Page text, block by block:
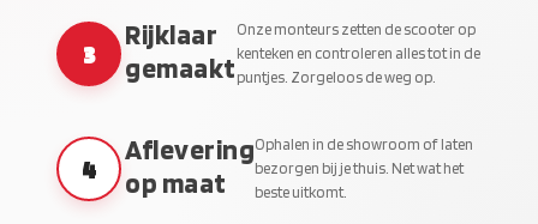
3
Rijklaar
gemaakt
Onze monteurs zetten de scooter op
kenteken en controleren alles tot in de
puntjes. Zorgeloos de weg op.
4
Aflevering
op maat
Ophalen in de showroom of laten
bezorgen bij je thuis. Net wat het
beste uitkomt.